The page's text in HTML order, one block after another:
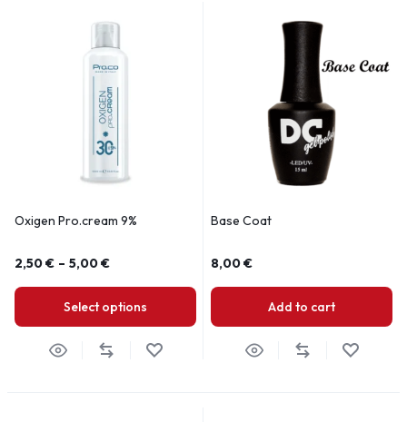
Oxigen Pro.cream 9%
2,50€ – 5,00€
Select options
Base Coat
8,00€
Add to cart